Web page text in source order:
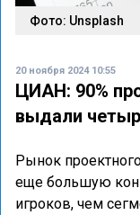
Фото: Unsplash
20 ноября 2024 10:55
ЦИАН: 90%
выдали
Рынок
еще большую
игроков, чем